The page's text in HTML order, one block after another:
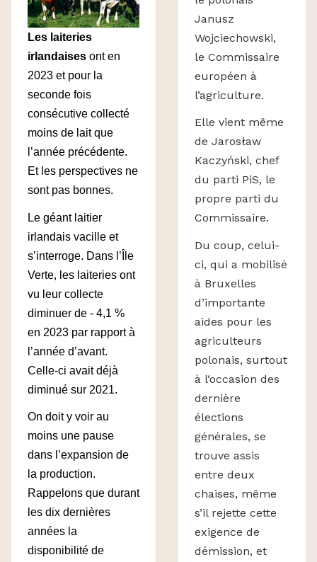
Les laiteries
irlandaises ont en
2023 et pour la
seconde fois
consécutive collecté
moins de lait que
l’année précédente.
Et les perspectives ne
sont pas bonnes.
Le géant laitier
irlandais vacille et
s’interroge. Dans l’Île
Verte, les laiteries ont
vu leur collecte
diminuer de - 4,1 %
en 2023 par rapport à
l’année d’avant.
Celle-ci avait déjà
diminué sur 2021.
On doit y voir au
moins une pause
dans l’expansion de
la production.
Rappelons que durant
les dix dernières
années la
disponibilité de
Janusz
Wojciechowski,
le Commissaire
européen à
l’agriculture.
Elle vient même
deJarosław
Kaczyński, chef
du parti PiS, le
propre parti du
Commissaire.
Du coup, celui-
ci, qui a mobilisé
à Bruxelles
d’importante
aides pour les
agriculteurs
polonais, surtout
à l‘occasion des
dernière
élections
générales, se
trouve assis
entre deux
chaises, même
s’il rejette cette
exigence de
démission, et